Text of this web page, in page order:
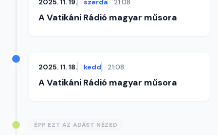
2025. 11. 19. szerda 21:08
A Vatikáni Rádió magyar műsora
2025. 11. 18. kedd 21:08
A Vatikáni Rádió magyar műsora
ÉPP EZT AZ ADÁST NÉZED